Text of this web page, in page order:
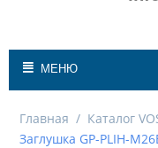
МЕНЮ
Главная / Каталог
Заглушка GP-PLIH-